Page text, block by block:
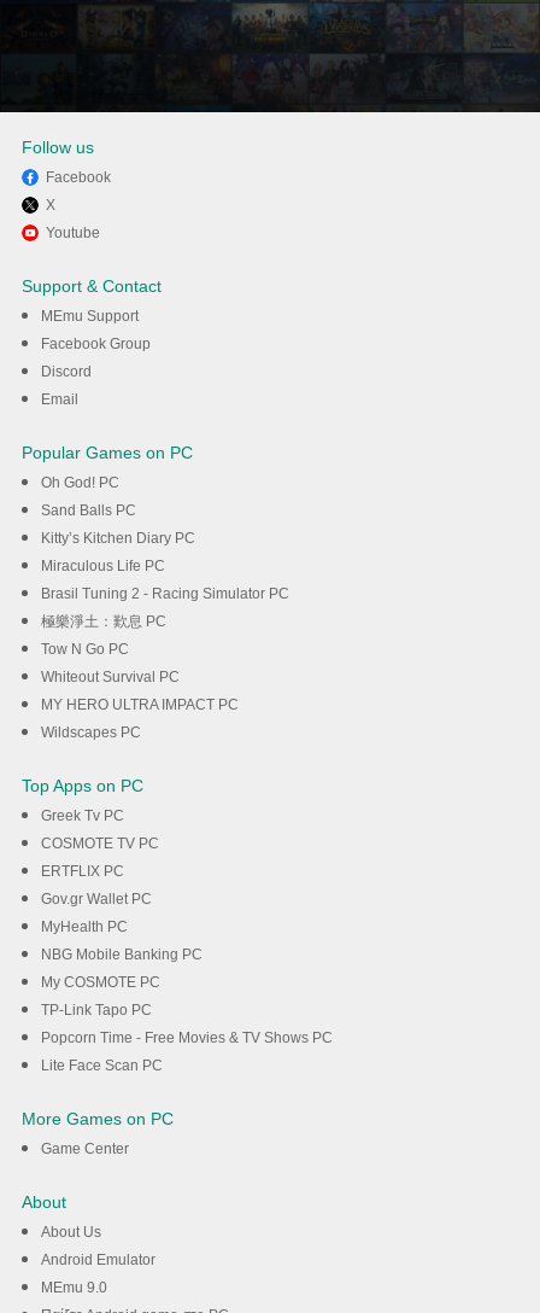
Απολαύστε τη χρήση του
Drum Pad Machine - Beat
Maker σε υπολογιστή με το
Follow us
Facebook
X
Youtube
Support & Contact
MEmu Support
Facebook Group
Discord
Email
Popular Games on PC
Oh God! PC
Sand Balls PC
Kitty’s Kitchen Diary PC
Miraculous Life PC
Brasil Tuning 2 - Racing Simulator PC
極樂淨土：歎息 PC
Tow N Go PC
Whiteout Survival PC
MY HERO ULTRA IMPACT PC
Wildscapes PC
Top Apps on PC
Greek Tv PC
COSMOTE TV PC
ERTFLIX PC
Gov.gr Wallet PC
MyHealth PC
NBG Mobile Banking PC
My COSMOTE PC
TP-Link Tapo PC
Popcorn Time - Free Movies & TV Shows PC
Lite Face Scan PC
More Games on PC
Game Center
About
About Us
Android Emulator
MEmu 9.0